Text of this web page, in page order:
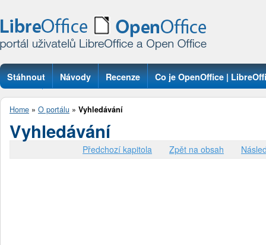
Stáhnout Návody Recenze Co je OpenOffice |
Otázky
Home » O portálu » Vyhledávání
Vyhledávání
Předchozí kapitola Zpět na obsah